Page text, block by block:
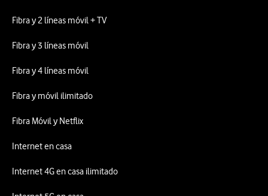
Fibra y 2 líneas móvil + TV
Fibra y 3 líneas móvil
Fibra y 4 líneas móvil
Fibra y móvil ilimitado
Fibra Móvil y Netflix
Internet en casa
Internet 4G en casa ilimitado